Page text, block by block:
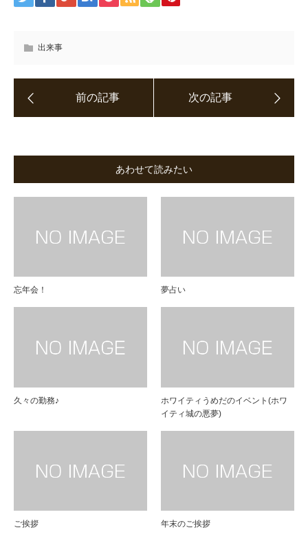
出来事
あわせて読みたい
忘年会！ 夢占い
久々の勤務♪
ホワイティうめだのイベント(ホワ
イティ城の悪夢)
ご挨拶 年末のご挨拶